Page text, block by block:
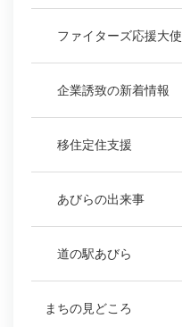
ファイターズ応援大使
企業誘致の新着情報
移住定住支援
あびらの出来事
道の駅あびら
まちの見どころ